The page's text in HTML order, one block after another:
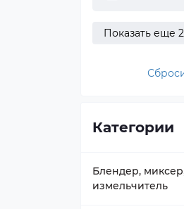
Показать еще
Категории
Блендер,
измельчитель